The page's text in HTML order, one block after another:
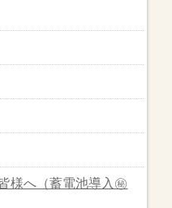
様へ（蓄電池導入㊙︎